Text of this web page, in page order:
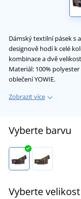
Dámský textilní pásek s
designově hodí k celé
kombinace a dvě
Materiál: 100%
oblečení YOWIE.
Zobrazit více
Vyberte barvu
Vyberte velikost